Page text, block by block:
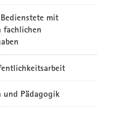
mit
fachlichen
und Pädagogik